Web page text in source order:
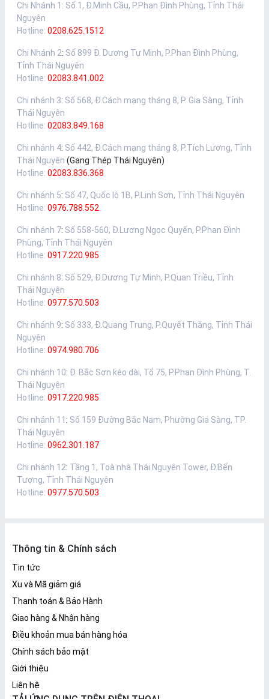
Chi Nhánh 1 : Số 1, Đ.Minh Cầu, P.Phan Đình Phùng, Tỉnh Thái
Nguyên
Hotline: 0208.625.1512
Chi Nhánh 2: Số 899 Đ. Dương Tự Minh, P.Phan Đình Phùng,
Tỉnh Thái Nguyên
Hotline: 02083.841.002
Chi nhánh 3: Số 568, Đ.Cách mạng tháng 8, P. Gia Sàng, Tỉnh
Thái Nguyên
Hotline: 02083.849.168
Chi nhánh 4: Số 442, Đ.Cách mạng tháng 8, P.Tích Lương, Tỉnh
Thái Nguyên (Gang Thép Thái Nguyên)
Hotline: 02083.836.368
Chi nhánh 5: Số 47, Quốc lộ 1B, P.Linh Sơn, Tỉnh Thái Nguyên
Hotline: 0976.788.552
Chi nhánh 7: Số 558-560, Đ.Lương Ngọc Quyến, P.Phan Đình
Phùng, Tỉnh Thái Nguyên
Hotline: 0917.220.985
Chi nhánh 8: Số 529, Đ.Dương Tự Minh, P.Quan Triều, Tỉnh
Thái Nguyên
Hotline: 0977.570.503
Chi nhánh 9: Số 333, Đ.Quang Trung, P.Quyết Thắng, Tỉnh Thái
Nguyên
Hotline: 0974.980.706
Chi nhánh 10: Đ. Bắc Sơn kéo dài, Tổ 75, P.Phan Đình Phùng, T.
Thái Nguyên
Hotline: 0917.220.985
Chi nhánh 11 : Số 159 Đường Bắc Nam, Phường Gia Sàng, TP.
Thái Nguyên
Hotline: 0962.301.187
Chi nhánh 12: Tầng 1, Toà nhà Thái Nguyên Tower, Đ.Bến
Tượng, Tỉnh Thái Nguyên
Hotline: 0977.570.503
Thông tin & Chính sách
Tin tức
Xu và Mã giảm giá
Thanh toán & Bảo Hành
Giao hàng & Nhận hàng
Điều khoản mua bán hàng hóa
Chính sách bảo mật
Giới thiệu
Liên hệ